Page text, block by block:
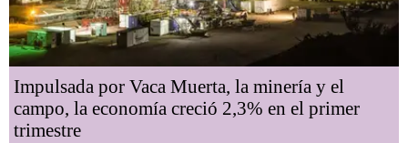
Impulsada por Vaca Muerta, la minería y el
campo, la economía creció 2,3% en el primer
trimestre